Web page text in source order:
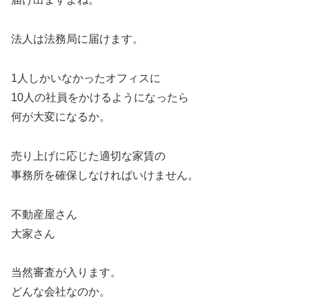
法人は法務局に届けます。
1人しかいなかったオフィスに
10人の社員をかけるようになったら
何が大変になるか。
売り上げに応じた適切な家賃の
事務所を確保しなければいけません。
不動産屋さん
大家さん
当然審査が入ります。
どんな会社なのか。